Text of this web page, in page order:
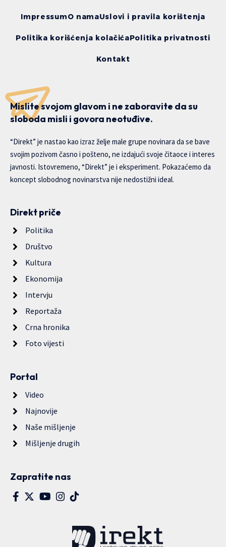
ImpressumO namaUslovi i pravila korištenja
Politika korišćenja kolačićaPolitika privatnosti
Kontakt
Mislite svojom glavom i ne zaboravite da su
sloboda misli i govora neotuđive.
“Direkt” je nastao kao izraz želje male grupe novinara da se bave
svojim pozivom časno i pošteno, ne izdajući svoje čitaoce i interes
javnosti. Istovremeno, “Direkt” je i eksperiment. Pokazaćemo da
koncept slobodnog novinarstva nije nedostižni ideal.
Direkt priče
Politika
Društvo
Kultura
Ekonomija
Intervju
Reportaža
Crna hronika
Foto vijesti
Portal
Video
Najnovije
Naše mišljenje
Mišljenje drugih
Zapratite nas